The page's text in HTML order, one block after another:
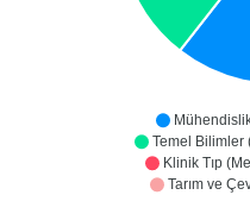
Temel Bilimler
Klinik Tıp
Tarım ve